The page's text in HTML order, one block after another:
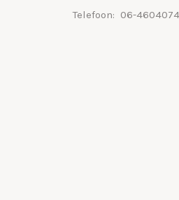
Telefoon: 06-